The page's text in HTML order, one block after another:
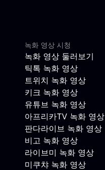
녹화 영상 시청
녹화 영상 둘러보기
틱톡 녹화 영상
트위치 녹화 영상
키크 녹화 영상
유튜브 녹화 영상
아프리카TV 녹화 영상
판다라이브 녹화 영상
비고 녹화 영상
라이브미 녹화 영상
미쿠챠 녹화 영상